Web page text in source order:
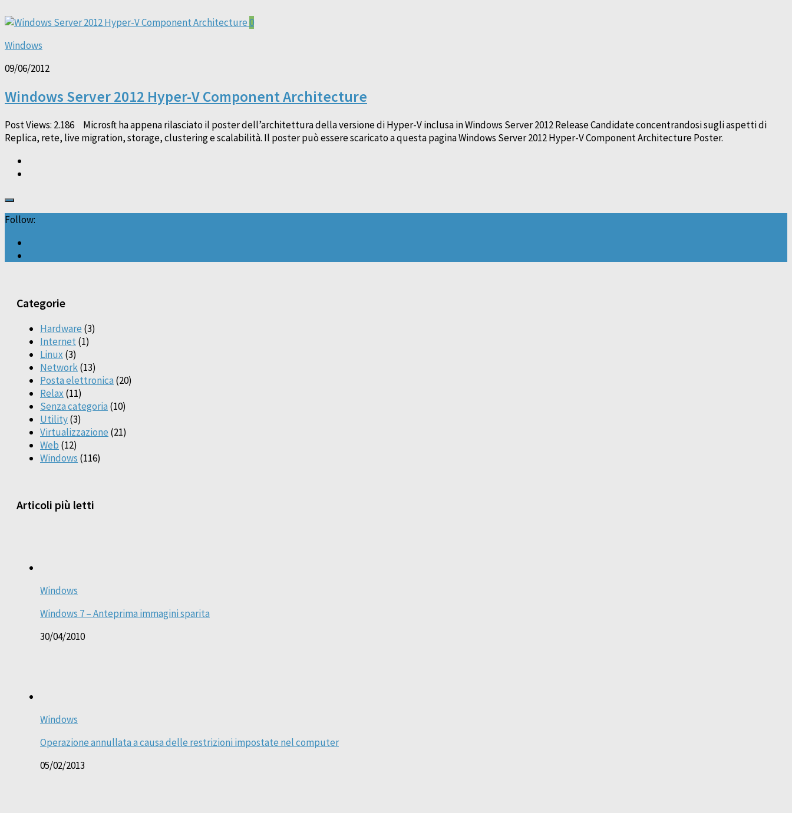
0
Windows
09/06/2012
Windows Server 2012 Hyper-V Component Architecture
Post Views: 2.186 Microsft ha appena rilasciato il poster dell’architettura della versione di Hyper-V inclusa in Windows Server 2012 Release Candidate concentrandosi sugli aspetti di
Replica, rete, live migration, storage, clustering e scalabilità. Il poster può essere scaricato a questa pagina Windows Server 2012 Hyper-V Component Architecture Poster.
Follow:
Categorie
Hardware (3)
Internet (1)
Linux (3)
Network(13)
Posta elettronica (20)
Relax (11)
Senza categoria (10)
Utility(3)
Virtualizzazione (21)
Web (12)
Windows (116)
Articoli più letti
Windows
Windows 7 – Anteprima immagini sparita
30/04/2010
Windows
Operazione annullata a causa delle restrizioni impostate nel computer
05/02/2013